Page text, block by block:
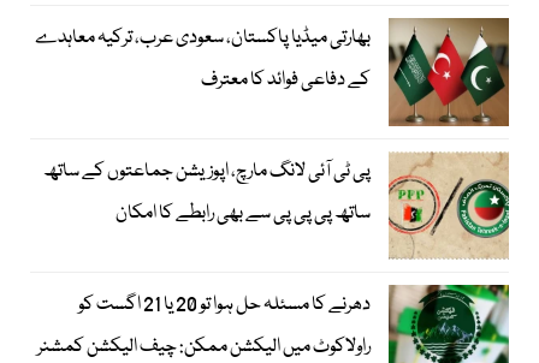
بھارتی میڈیا پاکستان، سعودی عرب، ترکیہ معاہدے
کے دفاعی فوائد کا معترف
پی ٹی آئی لانگ مارچ، اپوزیشن جماعتوں کے ساتھ
ساتھ پی پی پی سے بھی رابطے کا امکان
دھرنے کا مسئلہ حل ہوا تو 20 یا 21 اگست کو
راولاکوٹ میں الیکشن ممکن: چیف الیکشن کمشنر